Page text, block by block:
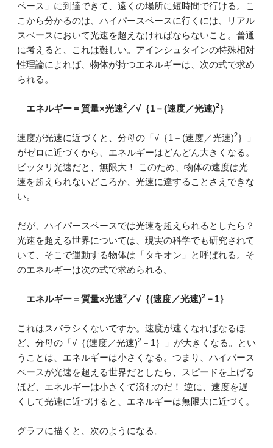
ペース」に到達できて、遠くの場所に短時間で行ける。こ
こから分かるのは、ハイパースペースに行くには、リアル
スペースにおいて光速を超えなければならないこと。普通
に考えると、これは難しい。アインシュタインの特殊相対
性理論によれば、物体が持つエネルギーは、次の式で求め
られる。
エネルギー＝質量×光速2 ／√｛1－(速度／光速)2｝
速度が光速に近づくと、分母の「√｛1－(速度／光速)2｝」
がゼロに近づくから、エネルギーはどんどん大きくなる。
ピッタリ光速だと、無限大！ このため、物体の速度は光
速を超えられないどころか、光速に達することさえできな
い。
だが、ハイパースペースでは光速を超えられるとしたら？
光速を超える世界については、現実の科学でも研究されて
いて、そこで運動する物体は「タキオン」と呼ばれる。そ
のエネルギーは次の式で求められる。
エネルギー＝質量×光速2 ／√｛(速度／光速)2 －1｝
これはスバラシくないですか。速度が速くなればなるほ
ど、分母の「√｛(速度／光速)2 －1｝」が大きくなる。とい
うことは、エネルギーは小さくなる。つまり、ハイパース
ペースが光速を超える世界だとしたら、スピードを上げる
ほど、エネルギーは小さくて済むのだ！ 逆に、速度を遅
くして光速に近づけると、エネルギーは無限大に近づく。
グラフに描くと、次のようになる。